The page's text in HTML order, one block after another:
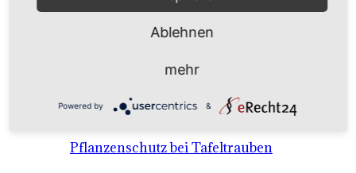
Anbausysteme & Recht
Tafeltrauben A-Z Sortenbeschreibungen
Tafeltraubenanbau - rechtliche
Voraussetzungen
Pflanzenschutz bei Tafeltrauben
Ablehnen
mehr
Powered by &